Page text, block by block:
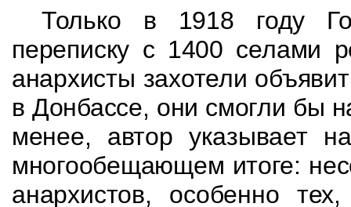
Только в 1918 году
переписку с 1400 селами
анархисты захотели
в Донбассе, они смогли бы
менее, автор указывает
многообещающем итоге:
анархистов, особенно